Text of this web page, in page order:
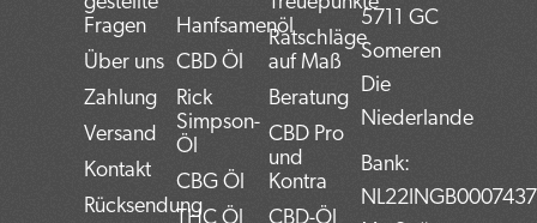
5711 GC
Someren
Die
Niederlande
Bank:
Fragen
Über uns
Zahlung
Versand
Kontakt
Rücksendung
Hanfsamenöl
CBD Öl
Rick
Simpson-
Öl
CBG Öl
Ratschläge
auf Maß
Beratung
CBD Pro
und
Kontra